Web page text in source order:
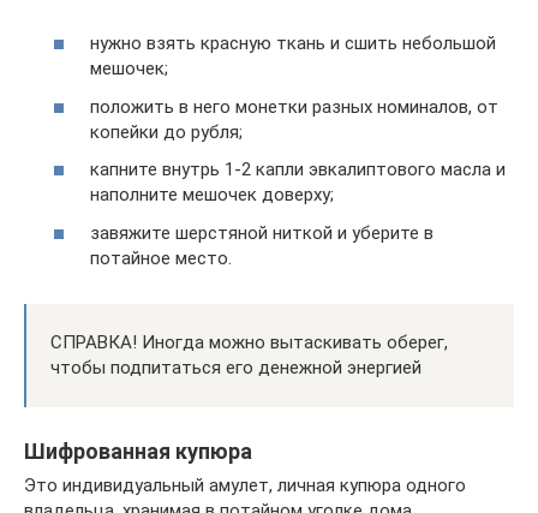
нужно взять красную ткань и сшить небольшой
мешочек;
положить в него монетки разных номиналов, от
копейки до рубля;
капните внутрь 1-2 капли эвкалиптового масла и
наполните мешочек доверху;
завяжите шерстяной ниткой и уберите в
потайное место.
СПРАВКА! Иногда можно вытаскивать оберег,
чтобы подпитаться его денежной энергией
Шифрованная купюра
Это индивидуальный амулет, личная купюра одного